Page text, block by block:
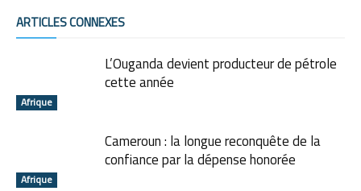
ARTICLES CONNEXES
Afrique
L’Ouganda devient producteur de pétrole
cette année
Afrique
Cameroun : la longue reconquête de la
confiance par la dépense honorée